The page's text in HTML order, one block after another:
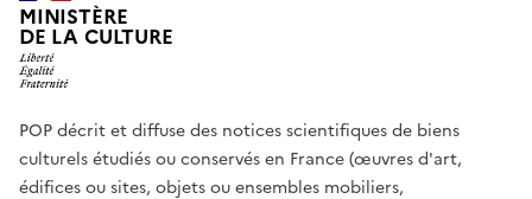
MINISTÈRE
DE LA CULTURE
POP décrit et diffuse des notices scientifiques de biens
culturels étudiés ou conservés en France (œuvres d'art,
édifices ou sites, objets ou ensembles mobiliers,